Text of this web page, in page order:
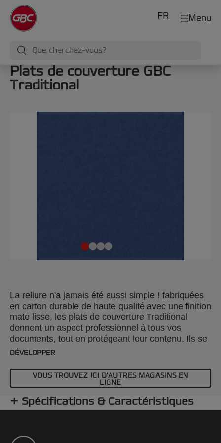
Menu
FR
Plats de couverture GBC
Traditional
La reliure n'a jamais été aussi simple ! fabriquées
en carton durable de haute qualité avec une finition
mate lisse, les plats de couverture Traditional
donnent un aspect professionnel à tous vos
documents, tout en protégeant leur contenu. Ils se
prêtent à tous les styles de reliure. Format A4. 220
DÉVELOPPER
VOUS TROUVEZ ICI D'AUTRES MAGASINS EN
LIGNE
Spécifications & Caractéristiques